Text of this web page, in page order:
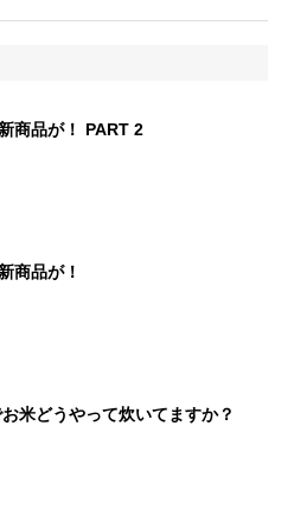
商品が！ PART 2
商品が！
米どうやって炊いてますか？